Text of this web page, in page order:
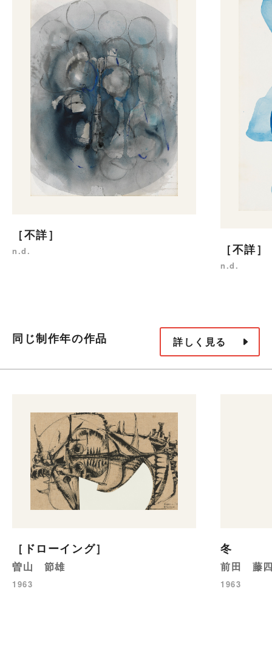
［不詳］
n.d. ［不詳］
n.d.
同じ制作年の作品 詳しく見る
［ドローイング］
曽山 節雄
1963
冬
前田 藤
1963